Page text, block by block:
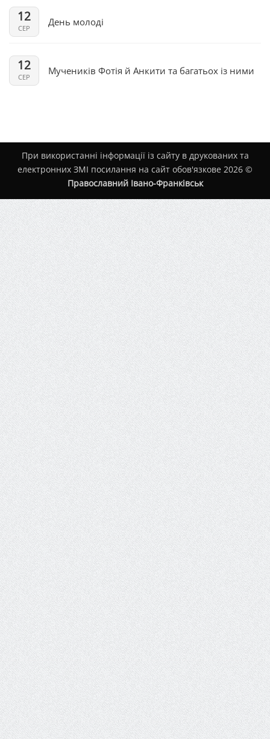
12
СЕР
День молоді
12
СЕР
Мучеників Фотія й Анкити та багатьох із ними
При використанні інформації із сайту в друкованих та
електронних ЗМІ посилання на сайт обов'язкове 2026 ©
Православний Івано-Франківськ